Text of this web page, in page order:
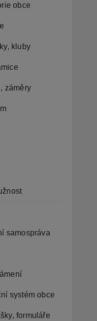
obce
kluby
záměry
samospráva
systém obce
formuláře